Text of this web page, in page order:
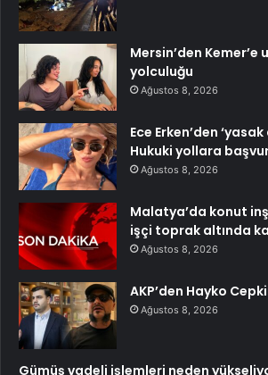
Mersin’den
yolculuğu
Ağustos 8, 2026
Ece Erken’den
Hukuki yollara
Ağustos 8, 2026
Malatya’da konut
işçi toprak altında
Ağustos 8, 2026
AKP’den Hayko
Ağustos 8, 2026
Gümüş vadeli işlemleri neden